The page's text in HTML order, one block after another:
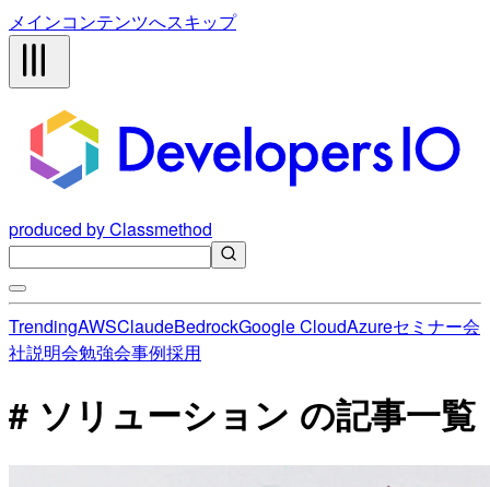
メインコンテンツへスキップ
produced by Classmethod
TrendingAWSClaudeBedrockGoogle CloudAzureセミナー会
社説明会勉強会事例採用
# ソリューション の記事一覧